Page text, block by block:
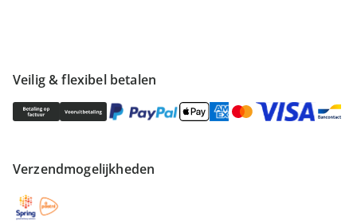
Veilig & flexibel betalen
Verzendmogelijkheden